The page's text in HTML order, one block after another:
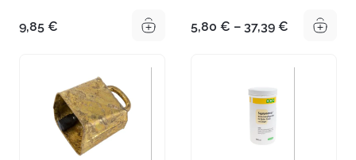
9,85 € 5,80 € – 37,39 €